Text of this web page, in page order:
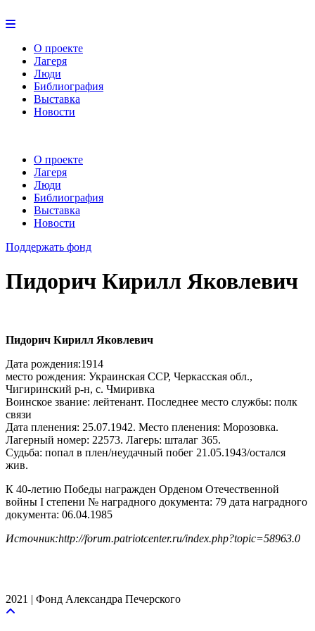
О проекте
Лагеря
Люди
Библиография
Выставка
Новости
О проекте
Лагеря
Люди
Библиография
Выставка
Новости
Поддержать фонд
Пидорич Кирилл Яковлевич
Пидорич Кирилл Яковлевич
Дата рождения:1914
место рождения: Украинская ССР, Черкасская обл.,
Чигиринский р-н, с. Чмиривка
Воинское звание: лейтенант. Последнее место службы: полк
связи
Дата пленения: 25.07.1942. Место пленения: Морозовка.
Лагерный номер: 22573. Лагерь: шталаг 365.
Судьба: попал в плен/неудачный побег 21.05.1943/остался
жив.
К 40-летию Победы награжден Орденом Отечественной
войны I степени № наградного документа: 79 дата наградного
документа: 06.04.1985
Источник:http://forum.patriotcenter.ru/index.php?topic=58963.0
2021 | Фонд Александра Печерского